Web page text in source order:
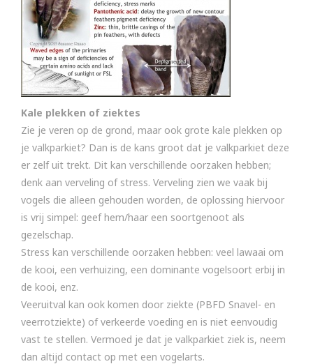
Kale plekken of ziektes
Zie je veren op de grond, maar ook grote kale plekken op
je valkparkiet? Dan is de kans groot dat je valkparkiet deze
er zelf uit trekt. Dit kan verschillende oorzaken hebben;
denk aan verveling of stress. Verveling zien we vaak bij
vogels die alleen gehouden worden, de oplossing hiervoor
is vrij simpel: geef hem/haar een soortgenoot als
gezelschap.
Stress kan verschillende oorzaken hebben: veel lawaai om
de kooi, een verhuizing, een dominante vogelsoort erbij in
de kooi, enz.
Veeruitval kan ook komen door ziekte (PBFD Snavel- en
veerrotziekte) of verkeerde voeding en is niet eenvoudig
vast te stellen. Vermoed je dat je valkparkiet ziek is, neem
dan altijd contact op met een vogelarts.